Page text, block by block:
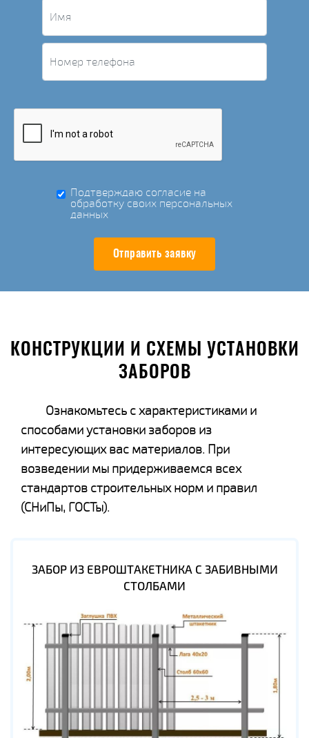
Подтверждаю согласие на
обработку своих персональных
данных
Отправить заявку
КОНСТРУКЦИИ И СХЕМЫ УСТАНОВКИ
ЗАБОРОВ
Ознакомьтесь с характеристиками и
способами установки заборов из
интересующих вас материалов. При
возведении мы придерживаемся всех
стандартов строительных норм и правил
(СНиПы, ГОСТы).
ЗАБОР ИЗ ЕВРОШТАКЕТНИКА С ЗАБИВНЫМИ
СТОЛБАМИ